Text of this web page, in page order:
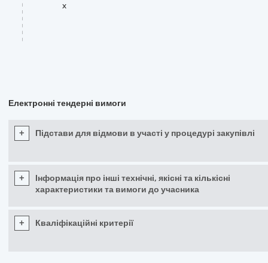
x
Електронні тендерні вимоги
+ Підстави для відмови в участі у процедурі закупівлі
+
Інформація про інші технічні, якісні та кількісні
характеристики та вимоги до учасника
+ Кваліфікаційні критерії